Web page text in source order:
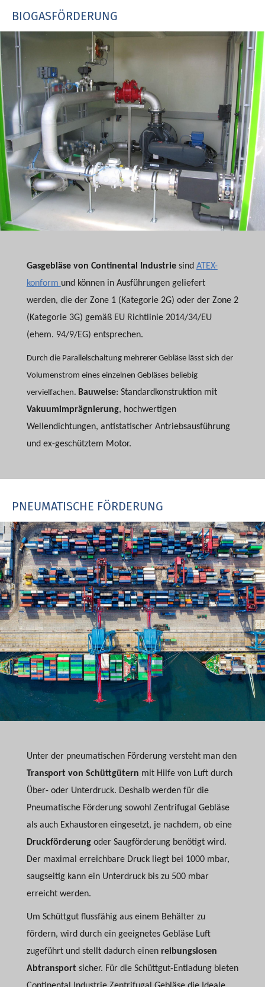
BIOGASFÖRDERUNG
Gasgebläse von Continental Industrie sind ATEX-
konform und können in Ausführungen geliefert
werden, die der Zone 1 (Kategorie 2G) oder der Zone 2
(Kategorie 3G) gemäß EU Richtlinie 2014/34/EU
(ehem. 94/9/EG) entsprechen.
Durch die Parallelschaltung mehrerer Gebläse lässt sich der
Volumenstrom eines einzelnen Gebläses beliebig
vervielfachen. Bauweise: Standardkonstruktion mit
Vakuumimprägnierung, hochwertigen
Wellendichtungen, antistatischer Antriebsausführung
und ex-geschütztem Motor.
PNEUMATISCHE FÖRDERUNG
Unter der pneumatischen Förderung versteht man den
Transport von Schüttgütern mit Hilfe von Luft durch
Über- oder Unterdruck. Deshalb werden für die
Pneumatische Förderung sowohl Zentrifugal Gebläse
als auch Exhaustoren eingesetzt, je nachdem, ob eine
Druckförderungoder Saugförderung benötigt wird.
Der maximal erreichbare Druck liegt bei 1000 mbar,
saugseitig kann ein Unterdruck bis zu 500 mbar
erreicht werden.
Um Schüttgut flussfähig aus einem Behälter zu
fördern, wird durch ein geeignetes Gebläse Luft
zugeführt und stellt dadurch einen reibungslosen
Abtransport sicher. Für die Schüttgut-Entladung bieten